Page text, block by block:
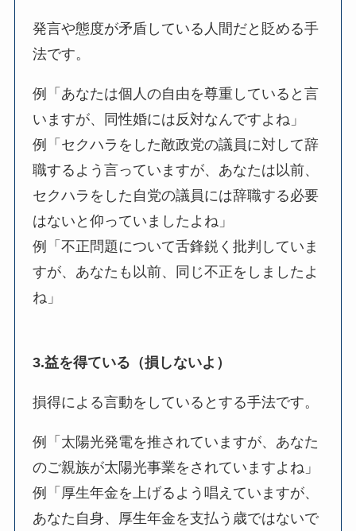
発言や態度が矛盾している人間だと貶める手
法です。
例「あなたは個人の自由を尊重していると言
いますが、同性婚には反対なんですよね」
例「セクハラをした敵政党の議員に対して辞
職するよう言っていますが、あなたは以前、
セクハラをした自党の議員には辞職する必要
はないと仰っていましたよね」
例「不正問題について舌鋒鋭く批判していま
すが、あなたも以前、同じ不正をしましたよ
ね」
3.益を得ている（損しないよ）
損得による言動をしているとする手法です。
例「太陽光発電を推されていますが、あなた
のご親族が太陽光事業をされていますよね」
例「厚生年金を上げるよう唱えていますが、
あなた自身、厚生年金を支払う歳ではないで